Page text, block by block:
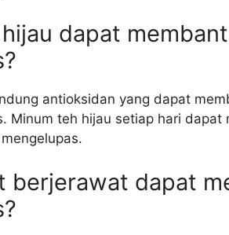
dapat
antioksidan yang dapat
Minum teh hijau setiap hari
berjerawat dapat